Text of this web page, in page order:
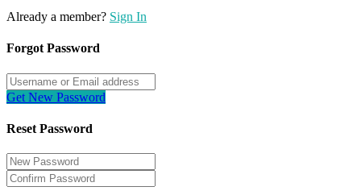
Already a member? Sign In
Forgot Password
Get New Password
Reset Password